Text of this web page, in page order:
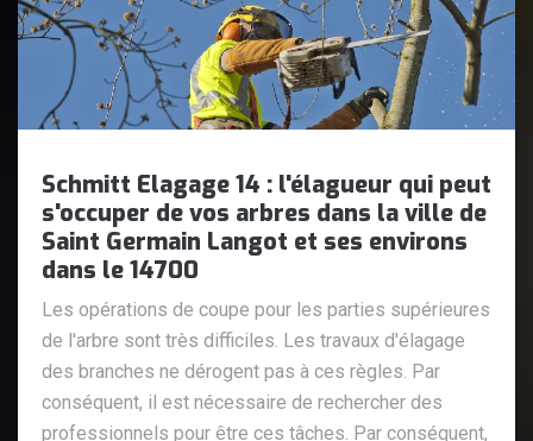
Schmitt Elagage 14 : l'élagueur qui peut
s'occuper de vos arbres dans la ville de
Saint Germain Langot et ses environs
dans le 14700
Les opérations de coupe pour les parties supérieures
de l'arbre sont très difficiles. Les travaux d'élagage
des branches ne dérogent pas à ces règles. Par
conséquent, il est nécessaire de rechercher des
professionnels pour être ces tâches. Par conséquent,